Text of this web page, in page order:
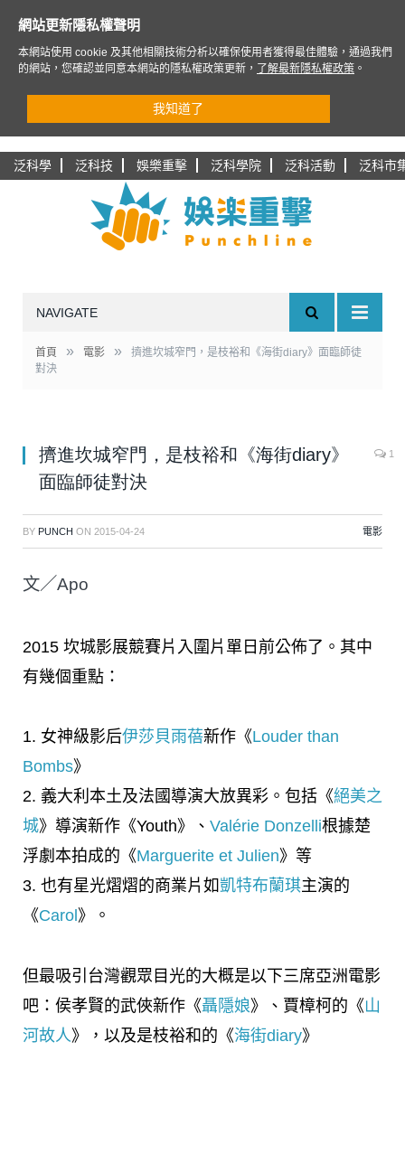
泛科學 泛科技 娛樂重擊 泛科學院 泛科活動 泛科市
NAVIGATE
首頁 » 電影 »
擠進坎城窄門，是枝裕和《海街diary》面臨師徒
對決
擠進坎城窄門，是枝裕和《海街diary》
面臨師徒對決
1
BY PUNCH ON 2015-04-24 電影
文／Apo
2015 坎城影展競賽片入圍片單日前公佈了。其中
有幾個重點：
1. 女神級影后伊莎貝雨蓓新作《Louder than
Bombs》
2. 義大利本土及法國導演大放異彩。包括《絕美之
城》導演新作《Youth》、 Valérie Donzelli根據楚
浮劇本拍成的《Marguerite et Julien》等
3. 也有星光熠熠的商業片如凱特布蘭琪主演的
《Carol 》。
但最吸引台灣觀眾目光的大概是以下三席亞洲電影
吧：侯孝賢的武俠新作《聶隱娘》、賈樟柯的《山
河故人》，以及是枝裕和的《海街diary》
網站更新隱私權聲明
本網站使用 cookie 及其他相關技術分析以確保使用者獲得最佳體驗，通過我們
的網站，您確認並同意本網站的隱私權政策更新，
了解最新隱私權政策 。
我知道了